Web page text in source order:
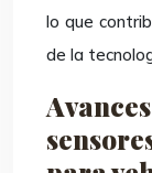
lo que
de la